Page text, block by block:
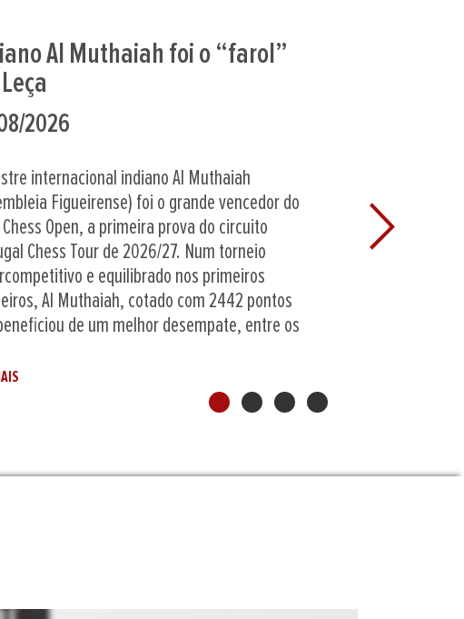
as seleções para as
2026
uma primeira convocatória, anunciada no dia 7
pelo selecionador nacional, o mestre FIDE
Pereira dos Santos, as seleções de Portugal
Olimpíadas de Samarcanda (Uzbequistão) já
estabelecidas em definitivo. As escolhas do
Técnico Nacional,...
Next